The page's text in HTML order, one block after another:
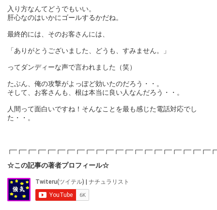
入り方なんてどうでもいい。
肝心なのはいかにゴールするかだね。
最終的には、そのお客さんには、
「ありがとうございました、どうも、すみません。」
ってダンディーな声で言われました（笑）
たぶん、俺の攻撃がよっぽど効いたのだろう・・。
そして、お客さんも、根は本当に良い人なんだろう・・。
人間って面白いですね！そんなことを最も感じた電話対応でし
た・・。
☆この記事の著者プロフィール☆